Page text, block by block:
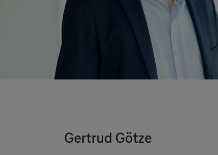
Gertrud Götze